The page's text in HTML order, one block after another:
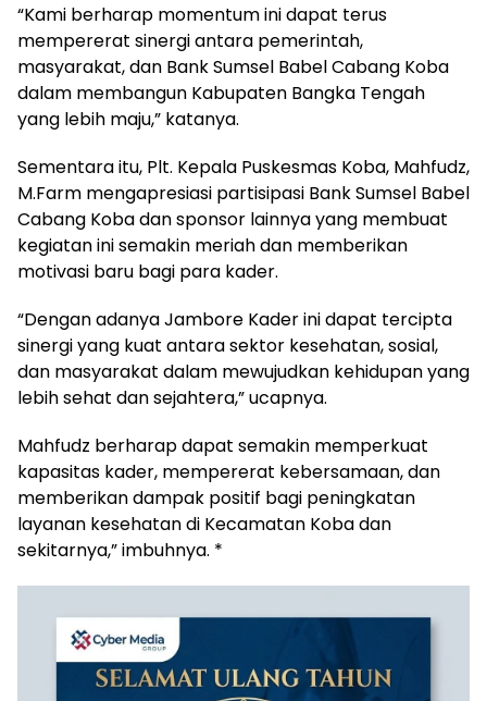
“Kami berharap momentum ini dapat terus
mempererat sinergi antara pemerintah,
masyarakat, dan Bank Sumsel Babel Cabang Koba
dalam membangun Kabupaten Bangka Tengah
yang lebih maju,” katanya.
Sementara itu, Plt. Kepala Puskesmas Koba, Mahfudz,
M.Farm mengapresiasi partisipasi Bank Sumsel Babel
Cabang Koba dan sponsor lainnya yang membuat
kegiatan ini semakin meriah dan memberikan
motivasi baru bagi para kader.
“Dengan adanya Jambore Kader ini dapat tercipta
sinergi yang kuat antara sektor kesehatan, sosial,
dan masyarakat dalam mewujudkan kehidupan yang
lebih sehat dan sejahtera,” ucapnya.
Mahfudz berharap dapat semakin memperkuat
kapasitas kader, mempererat kebersamaan, dan
memberikan dampak positif bagi peningkatan
layanan kesehatan di Kecamatan Koba dan
sekitarnya,” imbuhnya. *